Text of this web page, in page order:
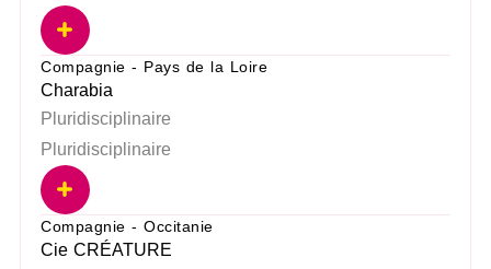
Compagnie - Pays de la Loire
Charabia
Pluridisciplinaire
Pluridisciplinaire
Compagnie - Occitanie
Cie CRÉATURE